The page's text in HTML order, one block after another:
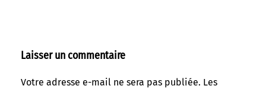
Laisser un commentaire
Votre adresse e-mail ne sera pas publiée. Les